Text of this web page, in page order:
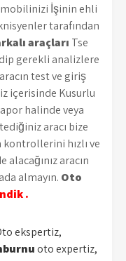
İşinin ehli
tarafından
araçları Tse
gerekli analizlere
test ve giriş
içerisinde Kusurlu
halinde veya
aracı bize
hızlı ve
aracın
almayın. Oto
.
ekspertiz,
oto expertiz,